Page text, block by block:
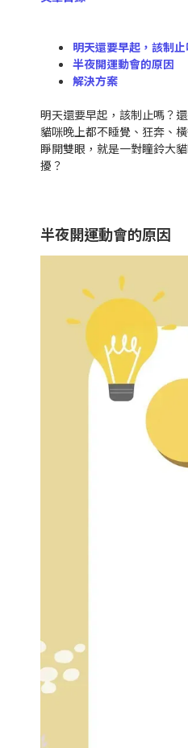
明天還要早起，該制
半夜開運動會的原因
解決方案
明天還要早起，該制止嗎？
貓咪晚上都不睡覺、狂奔、
睜開雙眼，就是一對瞳鈴大
擾？
半夜開運動會的原因